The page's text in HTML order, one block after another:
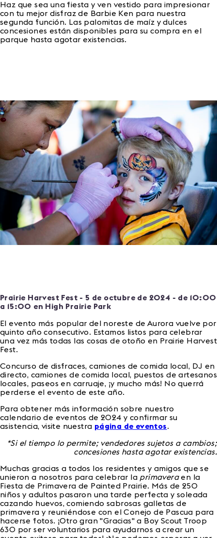
Haz que sea una fiesta y ven vestido para impresionar
con tu mejor disfraz de Barbie Ken para nuestra
segunda función. Las palomitas de maíz y dulces
concesiones están disponibles para su compra en el
parque hasta agotar existencias.
Prairie Harvest Fest - 5 de octubre de 2024 - de 10:00
a 15:00 en High Prairie Park
El evento más popular del noreste de Aurora vuelve por
quinto año consecutivo. Estamos listos para celebrar
una vez más todas las cosas de otoño en Prairie Harvest
Fest.
Concurso de disfraces, camiones de comida local, DJ en
directo, camiones de comida local, puestos de artesanos
locales, paseos en carruaje, ¡y mucho más! No querrá
perderse el evento de este año.
Para obtener más información sobre nuestro
calendario de eventos de 2024 y confirmar su
asistencia, visite nuestra página de eventos.
*Si el tiempo lo permite; vendedores sujetos a cambios;
concesiones hasta agotar existencias.
Muchas gracias a todos los residentes y amigos que se
unieron a nosotros para celebrar la primaveraen la
Fiesta de Primavera de Painted Prairie. Más de 250
niños y adultos pasaron una tarde perfecta y soleada
cazando huevos, comiendo sabrosas galletas de
primavera y reuniéndose con el Conejo de Pascua para
hacerse fotos. ¡Otro gran "Gracias" a Boy Scout Troop
630 por ser voluntarios para ayudarnos a crear un